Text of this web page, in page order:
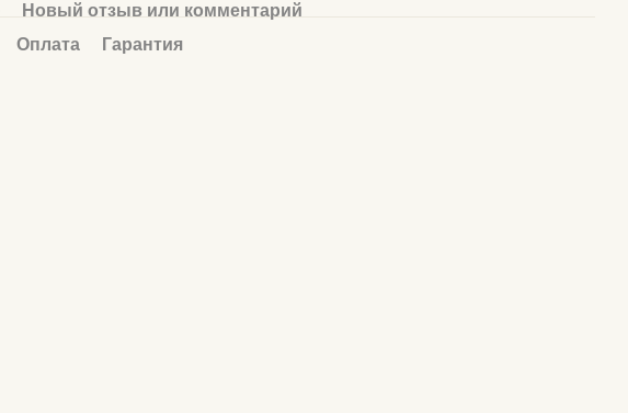
Новый отзыв или комментарий
Оплата Гарантия